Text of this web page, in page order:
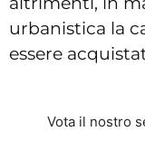
urbanistica la
essere
Vota il nostro